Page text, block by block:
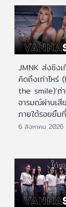
JMNK ส่งซิงเ
คิดถึงเท่าไหร่
the smile)’ถ่
อารมณ์ผ่านเสี
ภายใต้รอยยิ้ม
6 สิงหาคม 2026